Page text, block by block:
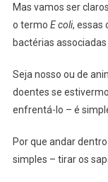
Mas vamos ser
o termo E coli, essas
bactérias associadas
Seja nosso ou de
doentes se
enfrentá-lo – é
Por que andar
simples – tirar os